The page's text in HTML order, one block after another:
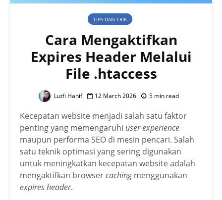
TIPS DAN TRIK
Cara Mengaktifkan
Expires Header Melalui
File .htaccess
Lutfi Hanif 12 March 2026 5 min read
Kecepatan website menjadi salah satu faktor
penting yang memengaruhi user experience
maupun performa SEO di mesin pencari. Salah
satu teknik optimasi yang sering digunakan
untuk meningkatkan kecepatan website adalah
mengaktifkan browsercachingmenggunakan
expires header.